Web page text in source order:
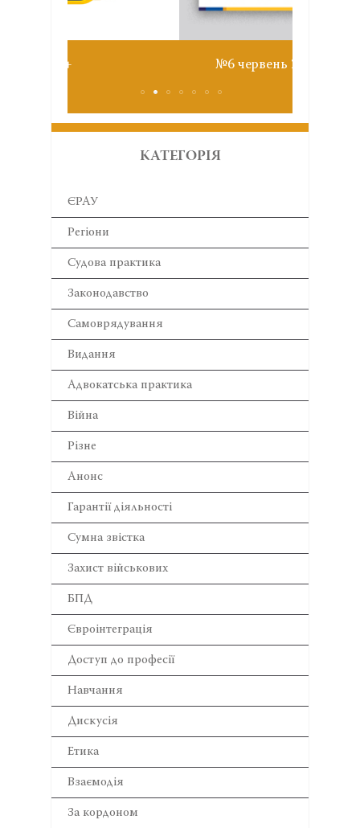
№6 червень 2026
КАТЕГОРІЯ
ЄРАУ
Регіони
Cудова практика
Законодавство
Самоврядування
Видання
Адвокатська практика
Війна
Різне
Анонс
Гарантії діяльності
Сумна звістка
Захист військових
БПД
Євроінтеграція
Доступ до професії
Навчання
Дискусія
Етика
Взаємодія
За кордоном